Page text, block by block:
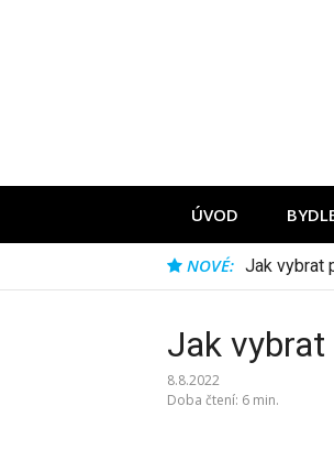
ÚVOD
NOVÉ: Jak vybrat
Jak vybrat
8.8.2022
Doba čtení: 6 min.